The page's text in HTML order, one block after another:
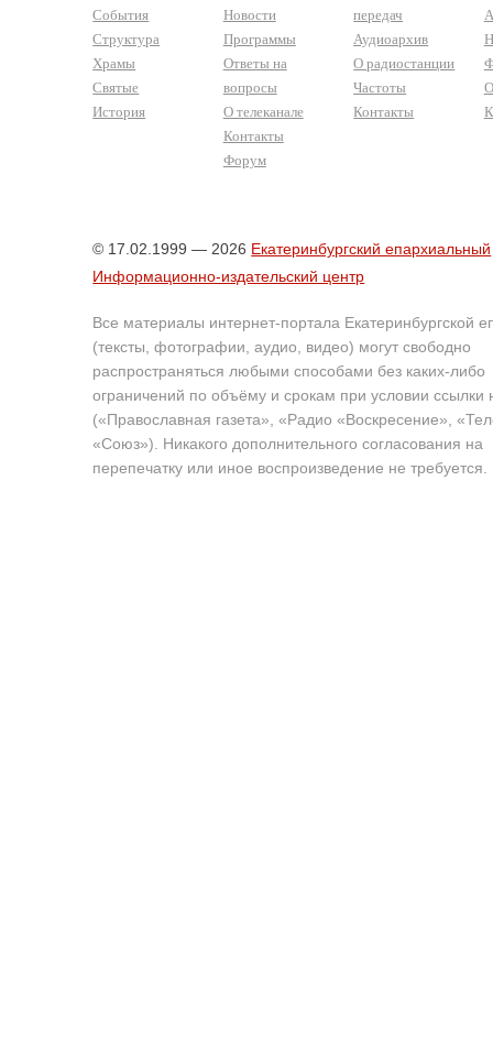
События
Структура
Храмы
Святые
История
Новости
Программы
Ответы на
вопросы
О телеканале
Контакты
Форум
передач
Аудиоархив
О радиостанции
Частоты
Контакты
© 17.02.1999 — 2026 Екатеринбургский епархиальный
Информационно-издательский центр
Все материалы интернет-портала Екатеринбургской
(тексты, фотографии, аудио, видео) могут свободно
распространяться любыми способами без каких-либо
ограничений по объёму и срокам при условии ссылки
(«Православная газета», «Радио «Воскресение»,
«Союз»). Никакого дополнительного согласования на
перепечатку или иное воспроизведение не требуется.